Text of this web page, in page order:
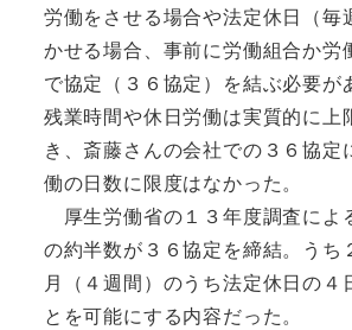
労働をさせる場合や法定休日（毎
かせる場合、事前に労働組合か労
で協定（３６協定）を結ぶ必要が
残業時間や休日労働は実質的に上
き、斎藤さんの会社での３６協定
働の日数に限度はなかった。
厚生労働省の１３年度調査によ
の約半数が３６協定を締結。うち
月（４週間）のうち法定休日の４
とを可能にする内容だった。